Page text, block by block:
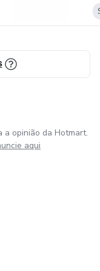
valiosas
seu corpo e
opinião da Hotmart.
aqui